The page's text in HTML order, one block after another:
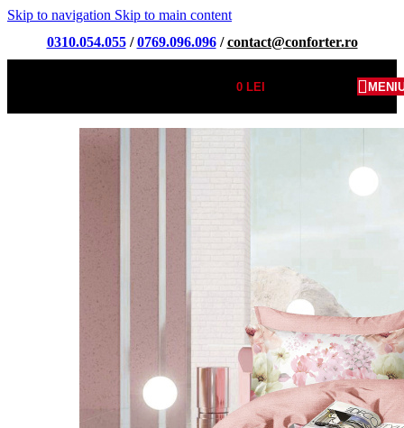
Skip to navigation Skip to main content
0310.054.055/0769.096.096/contact@conforter.ro
0LEI